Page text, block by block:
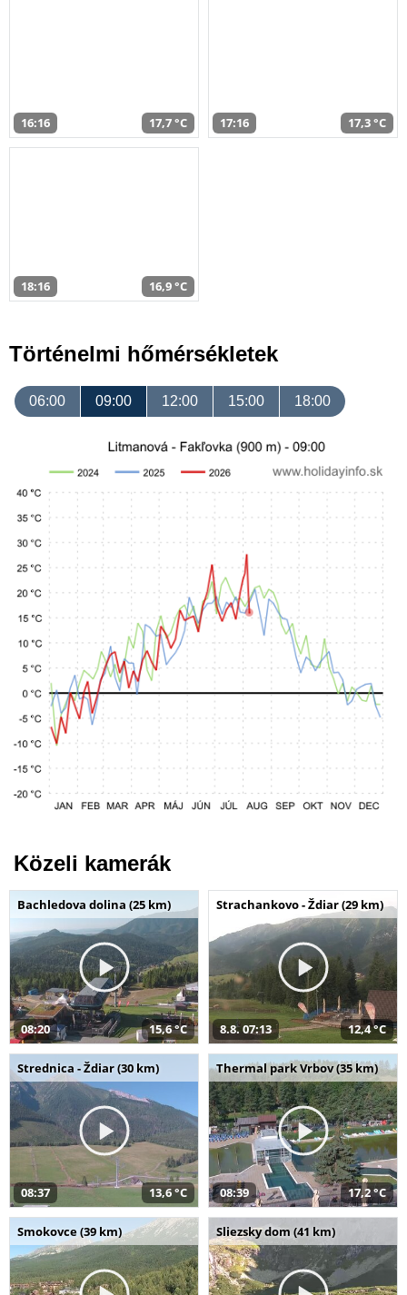
16:16 17,7 °C 17:16 17,3 °C
18:16 16,9 °C
Történelmi hőmérsékletek
06:00 09:00 12:00 15:00 18:00
Közeli kamerák
Bachledova dolina (25 km)
08:20 15,6 °C
Strachankovo - Ždiar (29 km)
8.8. 07:13 12,4 °C
Strednica - Ždiar (30 km)
08:37 13,6 °C
Thermal park Vrbov (35 km)
08:39 17,2 °C
Smokovce (39 km) Sliezsky dom (41 km)